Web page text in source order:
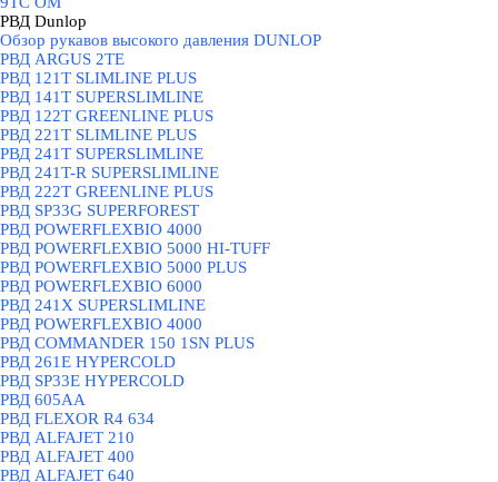
РВД Dunlop
Обзор рукавов высокого давления DUNLOP
РВД ARGUS 2TE
РВД 121T SLIMLINE PLUS
РВД 141T SUPERSLIMLINE
РВД 122T GREENLINE PLUS
РВД 221T SLIMLINE PLUS
РВД 241T SUPERSLIMLINE
РВД 241T-R SUPERSLIMLINE
РВД 222T GREENLINE PLUS
РВД SP33G SUPERFOREST
РВД POWERFLEXBIO 4000
РВД POWERFLEXBIO 5000 HI-TUFF
РВД POWERFLEXBIO 5000 PLUS
РВД POWERFLEXBIO 6000
РВД 241X SUPERSLIMLINE
РВД POWERFLEXBIO 4000
РВД СOMMANDER 150 1SN PLUS
РВД 261E HYPERCOLD
РВД SP33E HYPERCOLD
РВД 605AA
РВД FLEXOR R4 634
РВД ALFAJET 210
РВД ALFAJET 400
РВД ALFAJET 640